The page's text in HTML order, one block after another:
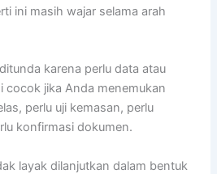
ini masih wajar selama arah
karena perlu data atau
cocok jika Anda menemukan
perlu uji kemasan, perlu
konfirmasi dokumen.
layak dilanjutkan dalam bentuk